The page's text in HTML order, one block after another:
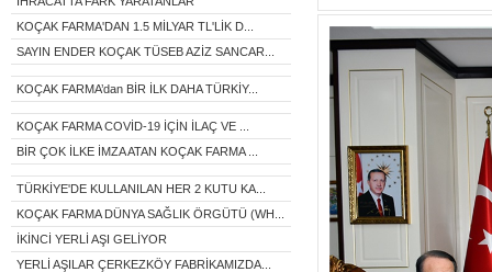
KOÇAK FARMA'DAN 1.5 MİLYAR TL'LİK D...
SAYIN ENDER KOÇAK TÜSEB AZİZ SANCAR...
KOÇAK FARMA’dan BİR İLK DAHA TÜRKİY...
KOÇAK FARMA COVİD-19 İÇİN İLAÇ VE ...
BİR ÇOK İLKE İMZA ATAN KOÇAK FARMA ...
TÜRKİYE'DE KULLANILAN HER 2 KUTU KA...
KOÇAK FARMA DÜNYA SAĞLIK ÖRGÜTÜ (WH...
İKİNCİ YERLİ AŞI GELİYOR
YERLİ AŞILAR ÇERKEZKÖY FABRİKAMIZDA...